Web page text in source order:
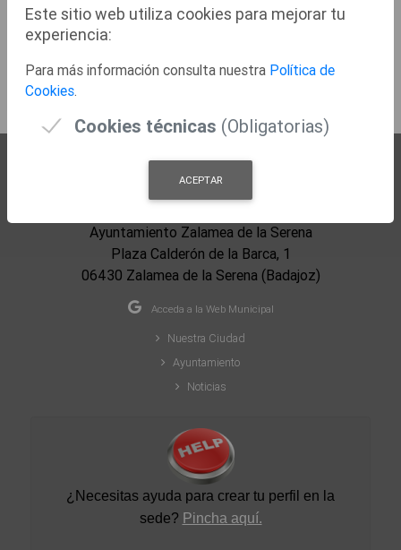
Documentos
No se han encontrado documentos.
Ayuntamiento Zalamea de la Serena
Plaza Calderón de la Barca, 1
06430 Zalamea de la Serena (Badajoz)
Acceda a la Web Municipal
Nuestra Ciudad
Ayuntamiento
Noticias
¿Necesitas ayuda para crear tu perfil en la
sede? Pincha aquí.
Este sitio web utiliza cookies para mejorar tu
experiencia:
Para más información consulta nuestra Política de
Cookies.
Cookies técnicas (Obligatorias)
ACEPTAR